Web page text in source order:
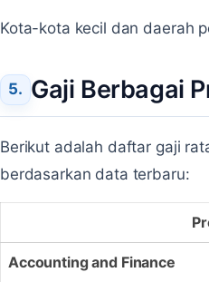
Kota-kota kecil dan daerah
Gaji Berbagai
Berikut adalah daftar gaji
berdasarkan data terbaru:
Accounting and Finance